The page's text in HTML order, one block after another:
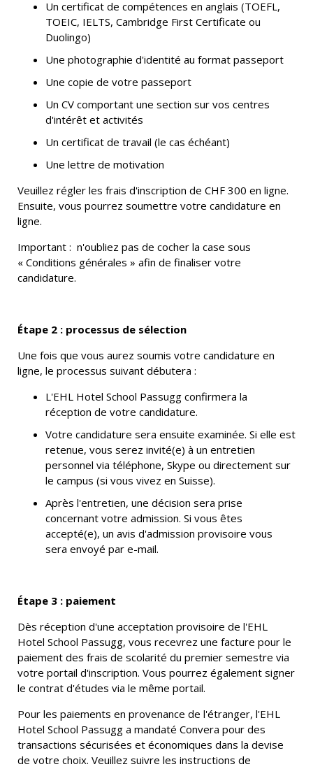
Un certificat de compétences en anglais (TOEFL,
TOEIC, IELTS, Cambridge First Certificate ou
Duolingo)
Une photographie d'identité au format passeport
Une copie de votre passeport
Un CV comportant une section sur vos centres
d'intérêt et activités
Un certificat de travail (le cas échéant)
Une lettre de motivation
Veuillez régler les frais d'inscription de CHF 300 en ligne.
Ensuite, vous pourrez soumettre votre candidature en
ligne.
Important : n'oubliez pas de cocher la case sous
« Conditions générales » afin de finaliser votre
candidature.
Étape 2 : processus de sélection
Une fois que vous aurez soumis votre candidature en
ligne, le processus suivant débutera :
L'EHL Hotel School Passugg confirmera la
réception de votre candidature.
Votre candidature sera ensuite examinée. Si elle est
retenue, vous serez invité(e) à un entretien
personnel via téléphone, Skype ou directement sur
le campus (si vous vivez en Suisse).
Après l'entretien, une décision sera prise
concernant votre admission. Si vous êtes
accepté(e), un avis d'admission provisoire vous
sera envoyé par e-mail.
Étape 3 : paiement
Dès réception d'une acceptation provisoire de l'EHL
Hotel School Passugg, vous recevrez une facture pour le
paiement des frais de scolarité du premier semestre via
votre portail d'inscription. Vous pourrez également signer
le contrat d'études via le même portail.
Pour les paiements en provenance de l'étranger, l'EHL
Hotel School Passugg a mandaté Convera pour des
transactions sécurisées et économiques dans la devise
de votre choix. Veuillez suivre les instructions de